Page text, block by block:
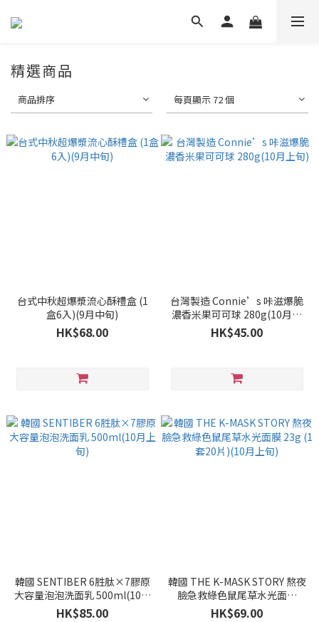
精選商品
商品排序 每頁顯示 72 個
台式中秋超爆漿流心酥禮盒 (1
盒6入)(9月中旬)
HK$68.00
台灣製造 Connie’s 咔滋爆脆
濃香米果可可球 280g(10月上
旬)
HK$45.00
韓國 SENTIBER 6胜肽×7膠原
大容量泡泡洗面乳 500ml(10月
上旬)
HK$85.00
韓國 THE K-MASK STORY 熬夜
臉急救綠色鼠尾草水光面膜
23g (1套20片)(10月上旬)
HK$69.00